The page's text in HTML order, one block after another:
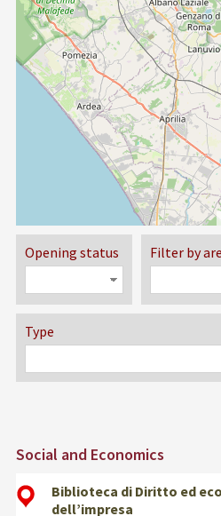
Opening status Filter by
Type
Social and Economics
Biblioteca di Diritto ed
dell’impresa